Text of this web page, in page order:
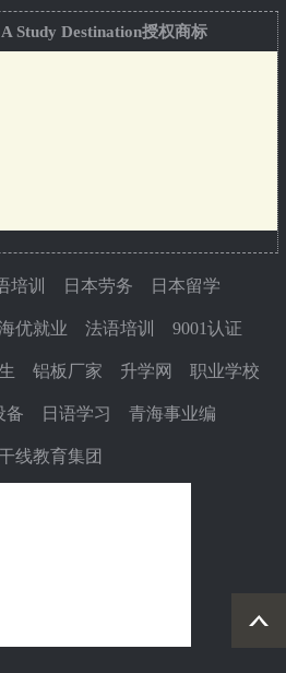
Study Destination授权商标
培训 日本劳务 日本留学
海优就业 法语培训 9001认证
铝板厂家 升学网 职业学校
备 日语学习 青海事业编
线教育集团